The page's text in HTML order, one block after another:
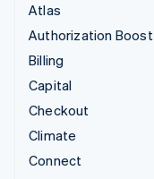
Atlas
Authorization Boost
Billing
Capital
Checkout
Climate
Connect